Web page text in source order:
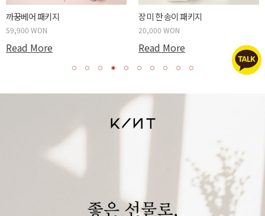
까꿍베어 패키지
59,900 WON
Read More
장미 한 송이 패키지
20,000 WON
Read More